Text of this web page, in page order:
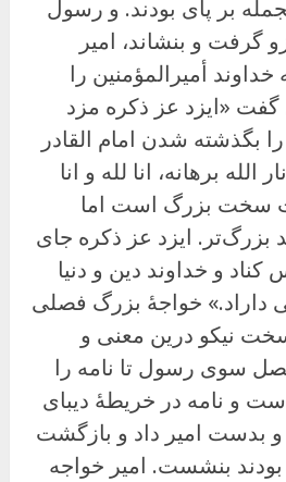
بر پای بودند. و رسول
گرفت و بنشاند، امیر
که خداوند أمیرالمؤمنین را
«ایزد عز ذکره مزد
بگذشته شدن امام القادر
الله برهانه، انا لله و انا
سخت بزرگ است اما
بزرگ‌تر. ایزد عز ذکره جای
و خداوند دین و دنیا
داراد.» خواجهٔ بزرگ فصلی
نیکو درین معنی و
سوی رسول تا نامه را
و نامه در خریطهٔ دیبای
بدست امیر داد و بازگشت
بودند بنشست. امیر خواجه